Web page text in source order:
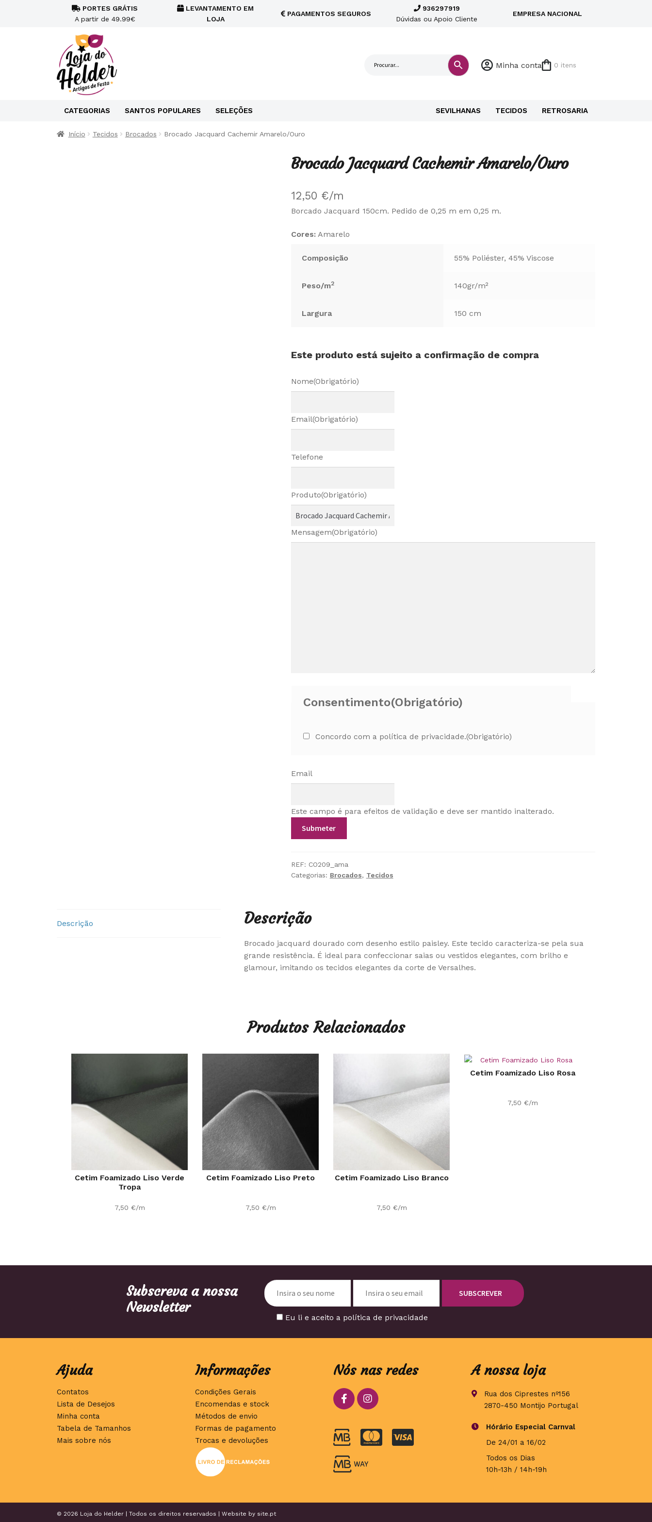
PORTES GRÁTIS
A partir de 49.99€
LEVANTAMENTO EM
LOJA
PAGAMENTOS SEGUROS
936297919
Dúvidas ou Apoio Cliente
EMPRESA NACIONAL
Minha conta 0 itens
CATEGORIAS SANTOS POPULARES SELEÇÕES SEVILHANAS TECIDOS RETROSARIA
Início Tecidos Brocados Brocado Jacquard Cachemir Amarelo/Ouro
Brocado Jacquard Cachemir Amarelo/Ouro
12,50 €/m
Borcado Jacquard 150cm. Pedido de 0,25 m em 0,25 m.
Cores: Amarelo
Composição 55% Poliéster, 45% Viscose
Peso/m2 140gr/m²
Largura 150 cm
Este produto está sujeito a confirmação de compra
Nome(Obrigatório)
Email(Obrigatório)
Telefone
Produto(Obrigatório)
Mensagem(Obrigatório)
Consentimento(Obrigatório)
Concordo com a política de privacidade.(Obrigatório)
Email
Este campo é para efeitos de validação e deve ser mantido inalterado.
REF: CO209_ama
Categorias: Brocados, Tecidos
Descrição Descrição
Brocado jacquard dourado com desenho estilo paisley. Este tecido caracteriza-se pela sua
grande resistência. É ideal para confeccionar saias ou vestidos elegantes, com brilho e
glamour, imitando os tecidos elegantes da corte de Versalhes.
Produtos Relacionados
Cetim Foamizado Liso Verde
Tropa
7,50 €/m
Cetim Foamizado Liso Preto
7,50 €/m
Cetim Foamizado Liso Branco
7,50 €/m
Cetim Foamizado Liso Rosa
7,50 €/m
Subscreva a nossa
Newsletter
Eu li e aceito a política de privacidade
Ajuda
Contatos
Lista de Desejos
Minha conta
Tabela de Tamanhos
Mais sobre nós
Informações
Condições Gerais
Encomendas e stock
Métodos de envio
Formas de pagamento
Trocas e devoluções
Nós nas redes A nossa loja
Rua dos Ciprestes nº156
2870-450 Montijo Portugal
Hórário Especial Carnval
De 24/01 a 16/02
Todos os Dias
10h-13h / 14h-19h
© 2026 Loja do Helder | Todos os direitos reservados | Website by site.pt